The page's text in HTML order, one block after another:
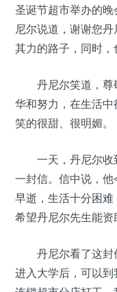
圣诞节超市举办的
尼尔说道，谢谢您
其力的路子，同时，
丹尼尔笑道，
华和努力，在生活中
笑的很甜、很明媚。
一天，丹尼尔
一封信。信中说，
早逝，生活十分困难
希望丹尼尔先生能资
丹尼尔看了这
进入大学后，可以